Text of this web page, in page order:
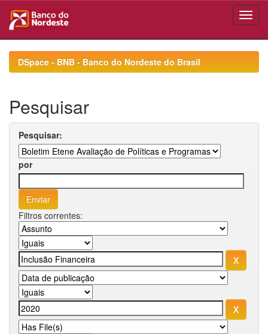
navigationDSpace - BNB - Banco do Nordeste do Brasil
Pesquisar
Pesquisar:
por
Filtros correntes: